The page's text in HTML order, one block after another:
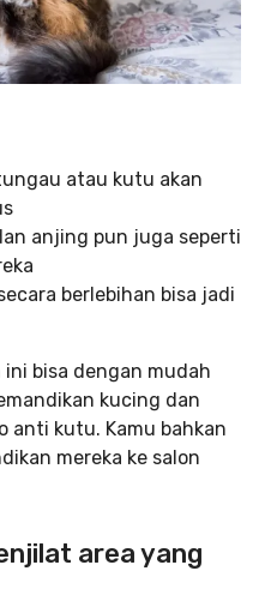
atau kutu akan
anjing pun juga seperti
berlebihan bisa jadi
ini bisa dengan mudah
kucing dan
anti kutu. Kamu bahkan
mereka ke salon
area yang